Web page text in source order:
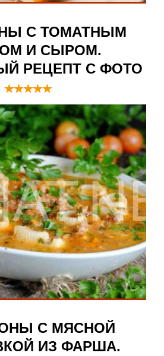
С ТОМАТНЫМ
И СЫРОМ.
РЕЦЕПТ С ФОТО
С МЯСНОЙ
ИЗ ФАРША.